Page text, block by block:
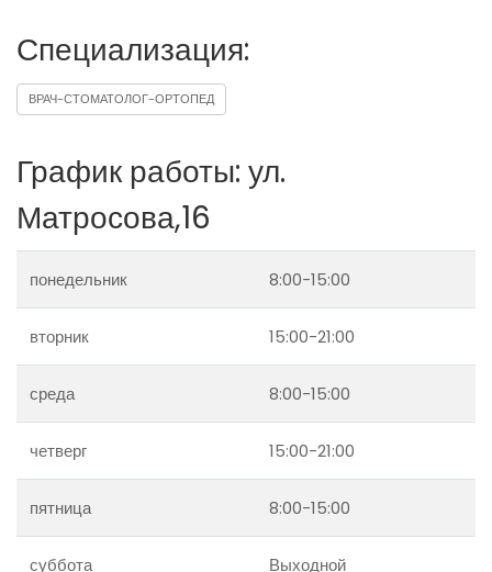
Специализация:
ВРАЧ-СТОМАТОЛОГ-ОРТОПЕД
График работы: ул.
Матросова,16
понедельник 8:00-15:00
вторник 15:00-21:00
среда 8:00-15:00
четверг 15:00-21:00
пятница 8:00-15:00
суббота Выходной